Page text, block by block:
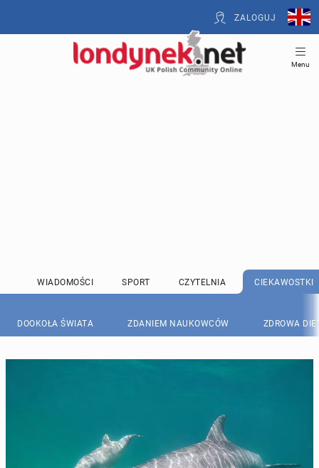
ZALOGUJ
Menu
WIADOMOŚCI SPORT CZYTELNIA CIEKAWOSTKI
DOOKOŁA ŚWIATA ZDANIEM NAUKOWCÓW ZDROWA